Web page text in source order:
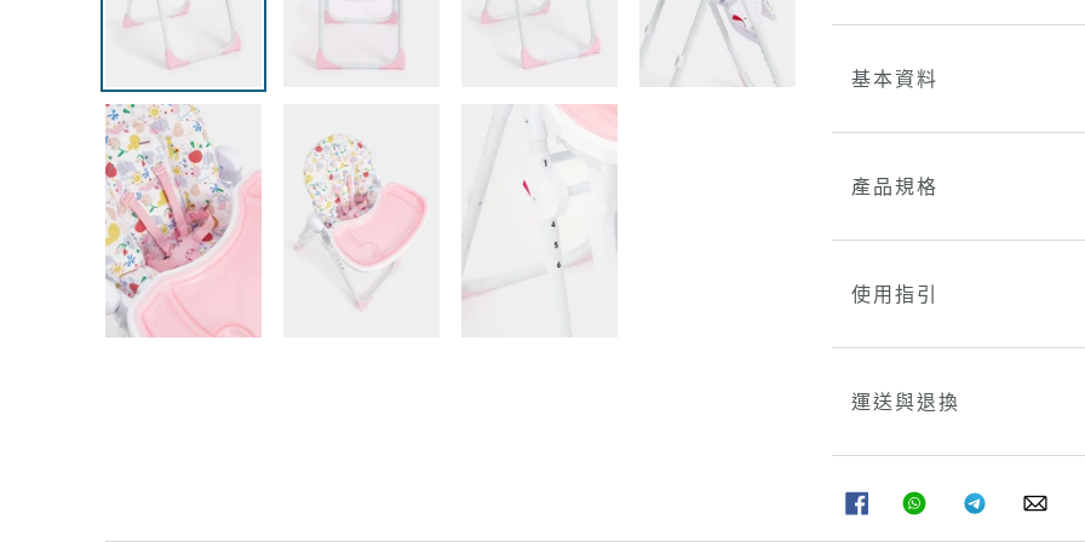
基本資料
產品規格
使用指引
運送與退換
分
享
分
享